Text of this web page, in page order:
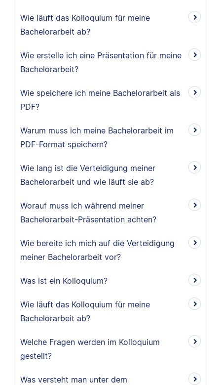
Wie läuft das Kolloquium für meine
Bachelorarbeit ab?
Wie erstelle ich eine Präsentation für meine
Bachelorarbeit?
Wie speichere ich meine Bachelorarbeit als
PDF?
Warum muss ich meine Bachelorarbeit im
PDF-Format speichern?
Wie lang ist die Verteidigung meiner
Bachelorarbeit und wie läuft sie ab?
Worauf muss ich während meiner
Bachelorarbeit-Präsentation achten?
Wie bereite ich mich auf die Verteidigung
meiner Bachelorarbeit vor?
Was ist ein Kolloquium?
Wie läuft das Kolloquium für meine
Bachelorarbeit ab?
Welche Fragen werden im Kolloquium
gestellt?
Was versteht man unter dem